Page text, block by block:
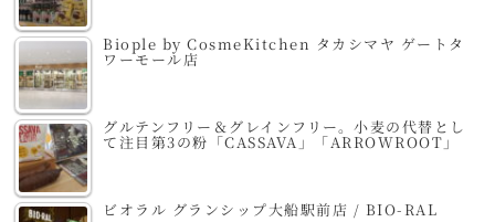
Biople by CosmeKitchen タカシマヤ ゲートタ
ワーモール店
グルテンフリー＆グレインフリー。小麦の代替とし
て注目第3の粉「CASSAVA」「ARROWROOT」
ビオラル グランシップ大船駅前店 / BIO-RAL